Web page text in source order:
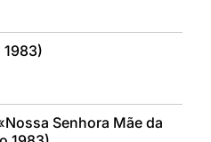
Senhora Mãe da